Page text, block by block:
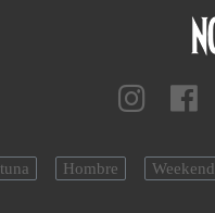
Hombre Weekend